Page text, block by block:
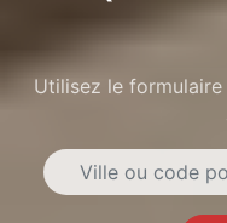
Utilisez le